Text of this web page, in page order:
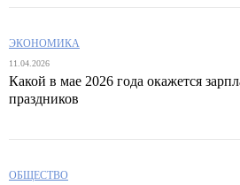
ЭКОНОМИКА
11.04.2026
Какой в мае 2026 года окажется
праздников
ОБЩЕСТВО